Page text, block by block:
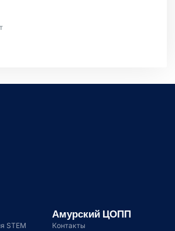
STEM
Амурский ЦОПП
Контакты